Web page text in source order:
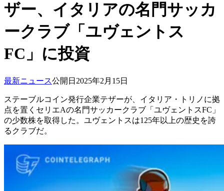
ザー、イタリアの名門サッカ
ークラブ「ユヴェントス
FC」に投資
最新ニュース公開日 2025年2月15日
ステーブルコイン発行企業テザーが、イタリア・トリノに拠
点を置くセリエAの名門サッカークラブ「ユヴェントスFC」
の少数株を取得した。ユヴェントスは125年以上の歴史を誇
るクラブだ。